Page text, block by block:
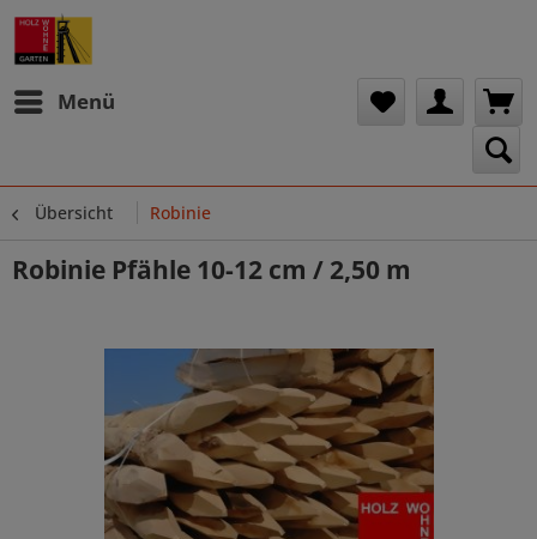
Menü
Übersicht Robinie
Robinie Pfähle 10-12 cm / 2,50 m